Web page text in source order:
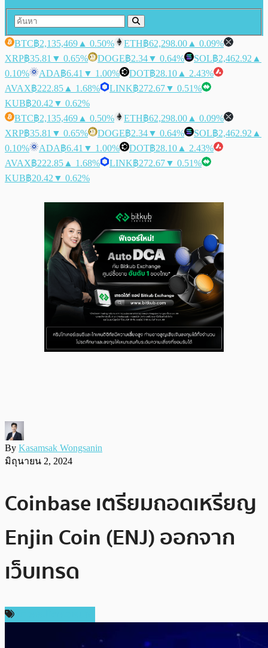
BTC฿2,135,469 ▲ 0.50% ETH฿62,298.00 ▲ 0.09%
XRP฿35.81 ▼ 0.65% DOGE฿2.34▼ 0.64% SOL฿2,462.92 ▲
0.10%
ADA฿6.41 ▼ 1.00% DOT฿28.10 ▲ 2.43%
AVAX฿222.85 ▲ 1.68% LINK฿272.67▼ 0.51%
KUB฿20.42 ▼ 0.62%
BTC฿2,135,469 ▲ 0.50% ETH฿62,298.00 ▲ 0.09%
XRP฿35.81 ▼ 0.65% DOGE฿2.34▼ 0.64% SOL฿2,462.92 ▲
0.10%
ADA฿6.41 ▼ 1.00% DOT฿28.10 ▲ 2.43%
AVAX฿222.85 ▲ 1.68% LINK฿272.67▼ 0.51%
KUB฿20.42 ▼ 0.62%
By Kasamsak Wongsanin
มิถุนายน 2, 2024
Coinbase เตรียมถอดเหรียญ
Enjin Coin (ENJ) ออกจาก
เว็บเทรด